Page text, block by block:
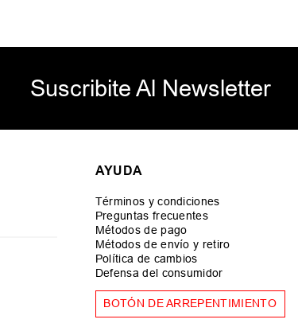
Suscribite Al Newsletter
AYUDA
Términos y condiciones
Preguntas frecuentes
Métodos de pago
Métodos de envío y retiro
Política de cambios
Defensa del consumidor
BOTÓN DE ARREPENTIMIENTO